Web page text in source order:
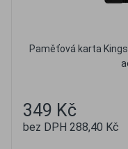
Paměťová karta
349 Kč
bez DPH 288,40 Kč